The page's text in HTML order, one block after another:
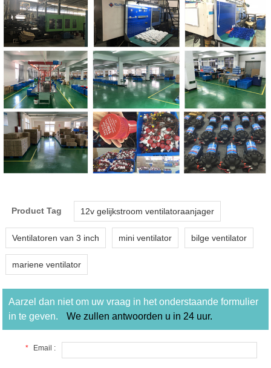
Product Tag 12v gelijkstroom ventilatoraanjager
Ventilatoren van 3 inch mini ventilator bilge ventilator
mariene ventilator
Aarzel dan niet om uw vraag in het onderstaande formulier
in te geven.
We zullen antwoorden u in 24 uur.
* Email :